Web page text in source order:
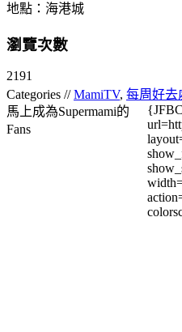
地點：海港城
瀏覽次數
2191
Categories //MamiTV, 每周好去
馬上成為Supermami的
Fans